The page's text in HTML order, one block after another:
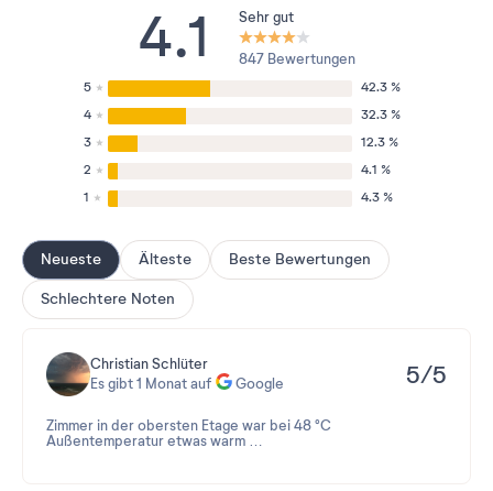
4.1 Sehr gut
847 Bewertungen
5
42.3 %
4
32.3 %
3
12.3 %
2
4.1 %
1
4.3 %
Neueste Älteste Beste Bewertungen
Schlechtere Noten
Christian Schlüter
Es gibt 1 Monat auf
Google 5/5
Zimmer in der obersten Etage war bei 48 °C
Außentemperatur etwas warm …